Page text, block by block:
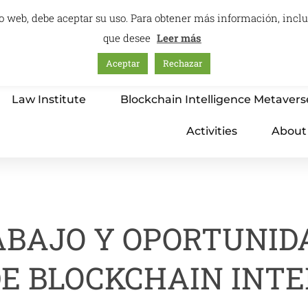
Education – International Center
Law Institute Blockchain Intelligence
Activities About
Y
BLOCKCHAIN
debe aceptar su uso. Para obtener más información,
que desee Leer más
Aceptar Rechazar